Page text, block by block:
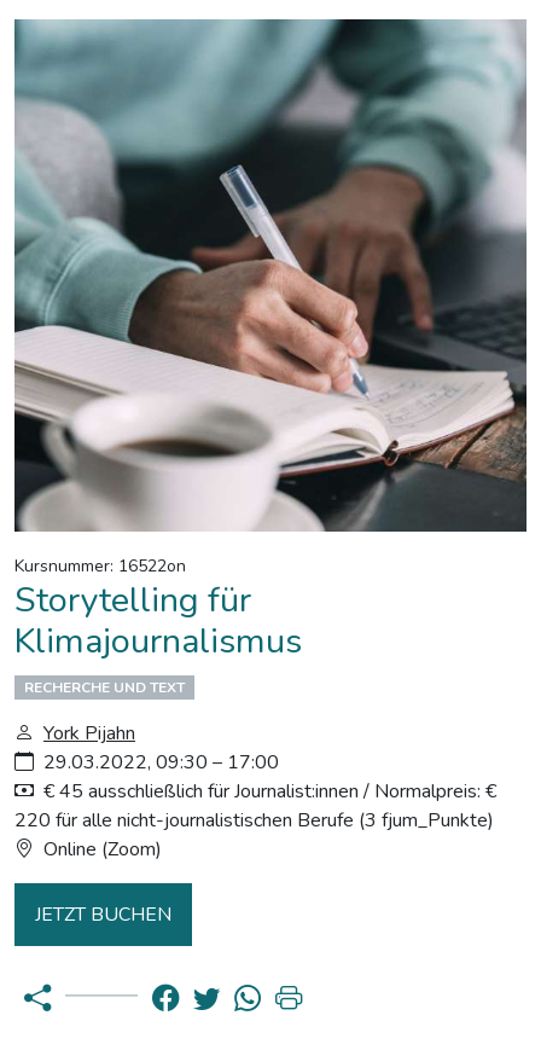
Kursnummer: 16522on
Storytelling für
Klimajournalismus
RECHERCHE UND TEXT
York Pijahn
29.03.2022, 09:30 – 17:00
€ 45 ausschließlich für Journalist:innen / Normalpreis: €
220 für alle nicht-journalistischen Berufe (3 fjum_Punkte)
Online (Zoom)
JETZT BUCHEN